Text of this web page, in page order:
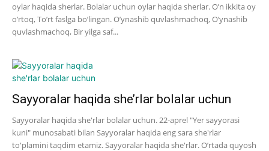
oylar haqida sherlar. Bolalar uchun oylar haqida sherlar. O’n ikkita oy
o’rtoq, To’rt faslga bo’lingan. O’ynashib quvlashmachoq, O’ynashib
quvlashmachoq, Bir yilga saf...
Sayyoralar haqida she’rlar bolalar uchun
Sayyoralar haqida she'rlar bolalar uchun. 22-aprel "Yer sayyorasi
kuni" munosabati bilan Sayyoralar haqida eng sara she'rlar
to'plamini taqdim etamiz. Sayyoralar haqida she'rlar. O’rtada quyosh